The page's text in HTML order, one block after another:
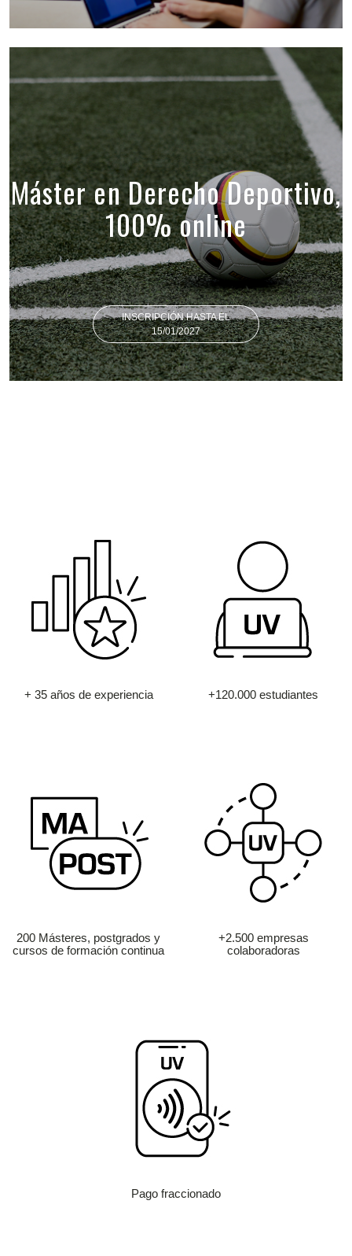
Máster en Derecho Deportivo,
100% online
INSCRIPCIÓN HASTA EL
15/01/2027
+ 35 años de experiencia +120.000 estudiantes
200 Másteres, postgrados y
cursos de formación continua
+2.500 empresas
colaboradoras
Pago fraccionado